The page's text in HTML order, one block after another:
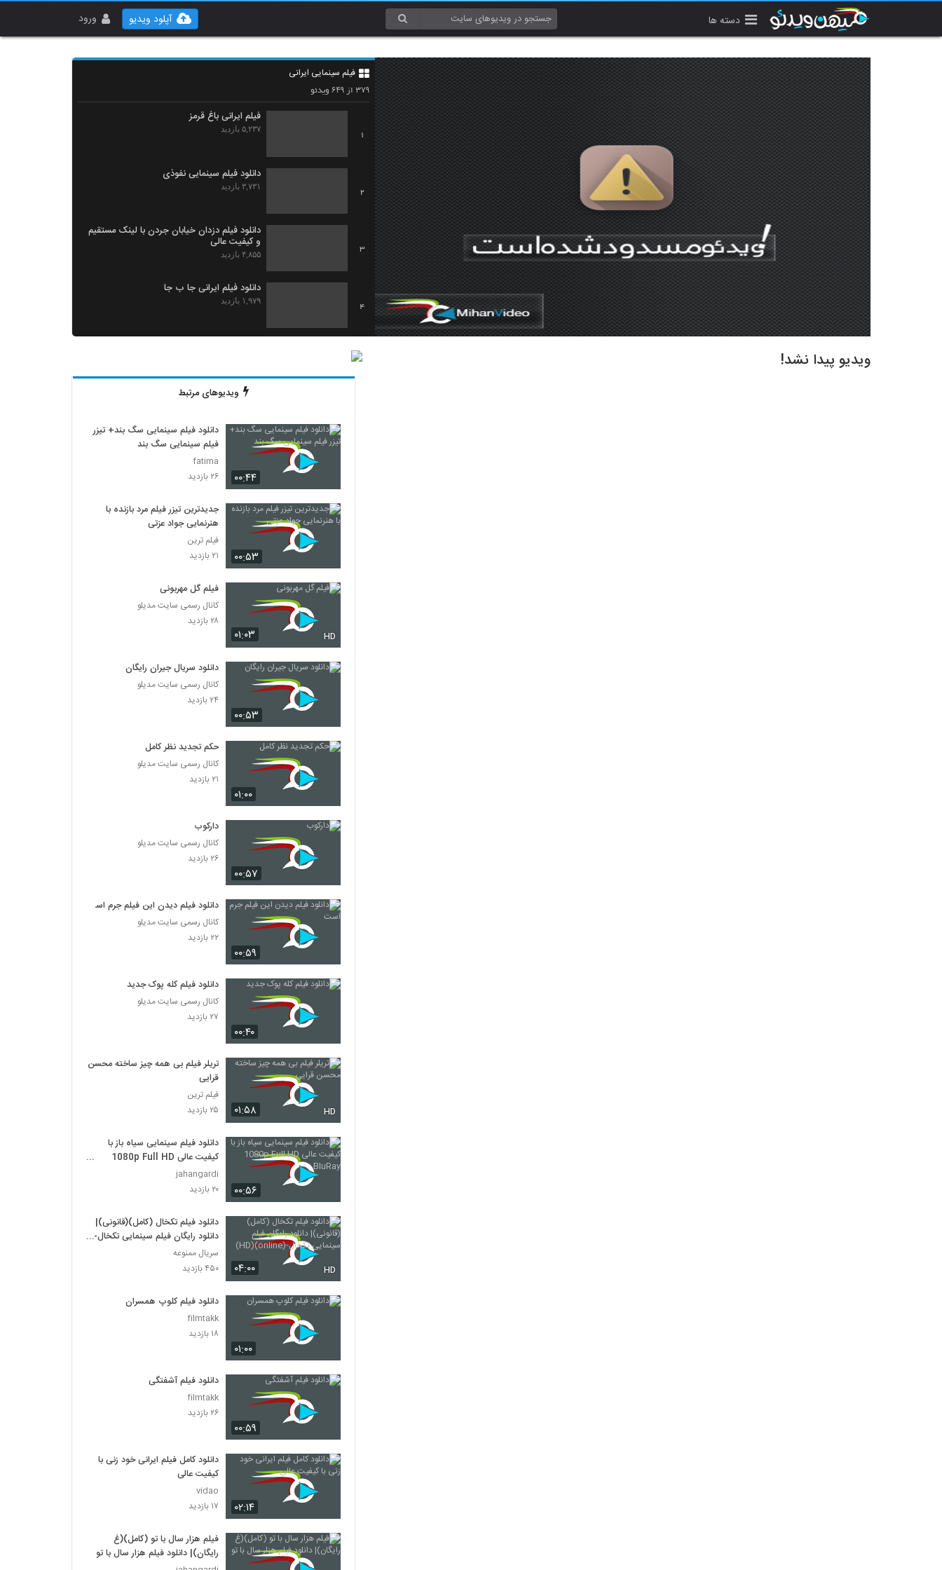
دسته ها ورود آپلود ویدیو
فیلم سینمایی ایرانی
۳۷۹از ۶۴۹ویدئو
1
فیلم ایرانی باغ قرمز
۵,۲۳۷ بازدید
2
دانلود فیلم سینمایی نفوذی
۳,۷۳۱ بازدید
3
دانلود فیلم دزدان خیابان جردن با لینک مستقیم
و کیفیت عالی
۴,۸۵۵ بازدید
4
دانلود فیلم ایرانی جا ب جا
۱,۹۷۹ بازدید
5
دانلود فیلم گاو زخمی (1393)
دانلود فیلم بیچاره ها
۲,۰۸۸ بازدید
دانلود فیلم این زن ها ساخته عباس رزیجی
۳,۲۰۳ بازدید
دانلود فیلم ایرانی کلاغ پر
دانلود فیلم چراغی در مه به کارگردانی پناه بر خدا
رضایی
دانلود فیلم بیتابی بیتا
دانلود فیلم سیانور با لینک مستقیم و کیفیت عالی
۱,۷۹۹ بازدید
دانلود فیلم پله آخر
دانلود فیلم امروز با کیفیت عالی
۱,۳۲۵ بازدید
دانلود فیلم سینمایی مجردها
۲,۰۴۵ بازدید
۳,۳۵۸ بازدید
دانلود فیلم سینمایی در کمال خونسردی
۱,۱۷۱ بازدید
دانلود فیلم ناردون
۱,۳۱۵ بازدید
دانلود فیلم وروجک ها با لینک مستقیم و کیفیت
عالی
۲,۰۳۵ بازدید
فیلم ایرانی من کارگرم
۲,۱۲۳ بازدید
دانلود فیلم سینمایی بیتابی بیتا
۱,۳۲۶ بازدید
دانلود فیلم اطراف آرامش با کیفیت عالی
۴۶۳ بازدید
دانلود فیلم بغض با کیفیت عالی
دانلود فیلم قصه پریا به کارگردانی فریدون جیرانی
دانلود فیلم نیمه شب اتفاق افتاد (1394)
۱,۵۴۹ بازدید
فیلم ایرانی فرزند چهارم
۹۶۷ بازدید
ویدیو پیدا نشد!
ویدیوهای مرتبط
۰۰:۴۴
دانلود فیلم سینمایی سگ بند+ تیزر
فیلم سینمایی سگ بند
fatima
۲۶ بازدید
۰۰:۵۳
جدیدترین تیزر فیلم مرد بازنده با
هنرنمایی جواد عزتی
فیلم ترین
۲۱ بازدید
۰۱:۰۳ HD
فیلم گل مهربونی
کانال رسمی سایت مدیلو
۲۸ بازدید
۰۰:۵۳
دانلود سریال جیران رایگان
کانال رسمی سایت مدیلو
۲۴ بازدید
۰۱:۰۰
حکم تجدید نظر کامل
کانال رسمی سایت مدیلو
۲۱ بازدید
۰۰:۵۷
دارکوب
کانال رسمی سایت مدیلو
۲۶ بازدید
۰۰:۵۹
دانلود فیلم دیدن این فیلم جرم است
کانال رسمی سایت مدیلو
۲۲ بازدید
۰۰:۴۰
دانلود فیلم کله پوک جدید
کانال رسمی سایت مدیلو
۲۷ بازدید
۰۱:۵۸ HD
تریلر فیلم بی همه چیز ساخته محسن
قرایی
فیلم ترین
۲۵ بازدید
۰۰:۵۶
دانلود فیلم سینمایی سیاه باز با
کیفیت عالی 1080p Full HD
BluRay
jahangardi
۲۰ بازدید
۰۴:۰۰ HD
دانلود فیلم تکخال (کامل)(قانونی)|
دانلود رایگان فیلم سینمایی تکخال-
(online)(HD)سریال ممنوعه
۴۵۰ بازدید
۰۱:۰۰
دانلود فیلم کلوپ همسران
filmtakk
۱۸ بازدید
۰۰:۵۹
دانلود فیلم آشفتگی
filmtakk
۲۶ بازدید
۰۲:۱۴
دانلود کامل فیلم ایرانی خود زنی با
کیفیت عالی
vidao
۱۷ بازدید
فیلم هزار سال با تو (کامل)(غ
رایگان)| دانلود فیلم هزار سال با تو